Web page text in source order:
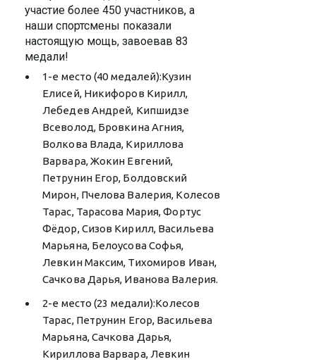
участие более 450 участников, а
наши спортсмены показали
настоящую мощь, завоевав 83
медали!
1-е место (40 медалей):Кузин
Елисей, Никифоров Кирилл,
Лебедев Андрей, Кипшидзе
Всеволод, Бровкина Агния,
Волкова Влада, Кириллова
Варвара, Жокин Евгений,
Петрунин Егор, Болдовский
Мирон, Пчелова Валерия, Колесов
Тарас, Тарасова Мария, Фортус
Фёдор, Сизов Кирилл, Васильева
Марьяна, Белоусова Софья,
Левкин Максим, Тихомиров Иван,
Сачкова Дарья, Иванова Валерия.
2-е место (23 медали):Колесов
Тарас, Петрунин Егор, Васильева
Марьяна, Сачкова Дарья,
Кириллова Варвара, Левкин